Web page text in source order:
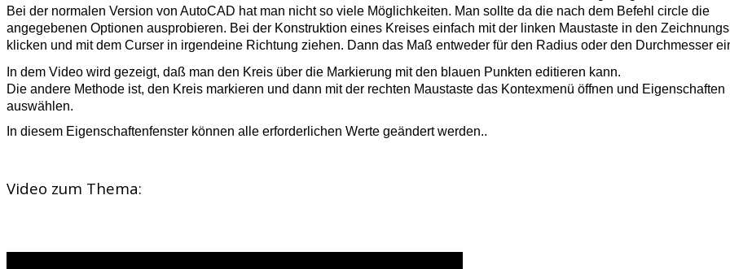
Bei der normalen Version von AutoCAD hat man nicht so viele Möglichkeiten. Man sollte da die nach dem Befehl circle die
angegebenen Optionen ausprobieren. Bei der Konstruktion eines Kreises einfach mit der linken Maustaste in den
klicken und mit dem Curser in irgendeine Richtung ziehen. Dann das Maß entweder für den Radius oder den Durchmesser
In dem Video wird gezeigt, daß man den Kreis über die Markierung mit den blauen Punkten editieren kann.
Die andere Methode ist, den Kreis markieren und dann mit der rechten Maustaste das Kontexmenü öffnen und Eigenschaften
auswählen.
In diesem Eigenschaftenfenster können alle erforderlichen Werte geändert werden..
Video zum Thema: